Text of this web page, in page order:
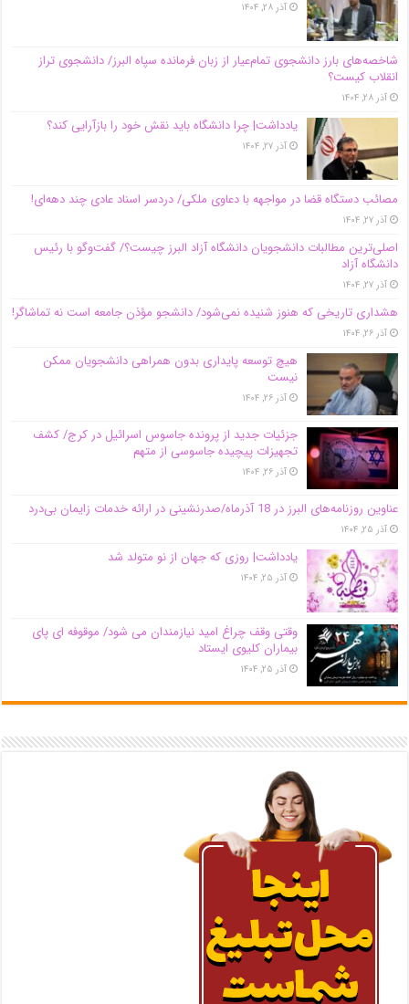
آذر ۲۸, ۱۴۰۴
شاخصه‌های بارز دانشجوی تمام‌عیار از زبان فرمانده سپاه البرز/ دانشجوی تراز
انقلاب کیست؟
آذر ۲۸, ۱۴۰۴
یادداشت| چرا دانشگاه باید نقش خود را بازآرایی کند؟
آذر ۲۷, ۱۴۰۴
مصائب دستگاه قضا در مواجهه با دعاوی ملکی/ دردسر اسناد عادی چند‌ دهه‌ای!
آذر ۲۷, ۱۴۰۴
اصلی‌ترین مطالبات دانشجویان دانشگاه آزاد البرز چیست؟/ گفت‌وگو با رئیس
دانشگاه آز‌اد
آذر ۲۷, ۱۴۰۴
هشداری تاریخی که هنوز شنیده نمی‌شود/ دانشجو مؤذن جامعه است نه تماشاگر!
آذر ۲۶, ۱۴۰۴
هیچ توسعه پایداری بدون همراهی دانشجویان ممکن
نیست
آذر ۲۶, ۱۴۰۴
جزئیات جدید از پرونده جاسوس اسرائیل در کرج/‌ کشف
تجهیزات پیچیده جاسوسی از متهم
آذر ۲۶, ۱۴۰۴
عناوین روزنامه‌های البرز در ‌18 آذرماه/صدرنشینی در ارائه خدمات زایمان بی‌درد
آذر ۲۵, ۱۴۰۴
یادداشت| روزی که جهان از نو متولد شد
آذر ۲۵, ۱۴۰۴
وقتی وقف چراغ امید نیازمندان می شود/ موقوفه ای پای
بیماران کلیوی ایستاد
آذر ۲۵, ۱۴۰۴